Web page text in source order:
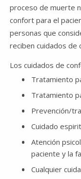
proceso de muerte
confort para el
personas que
reciben cuidados
Los cuidados de
Tratamiento
Tratamiento
Prevención/
Cuidado
Atención
paciente y la
Cualquier